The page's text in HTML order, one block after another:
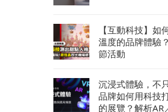
【互動科技】如
溫度的品牌體驗
節活動
沉浸式體驗，不
品牌如何用科技
的展覽？解析AR